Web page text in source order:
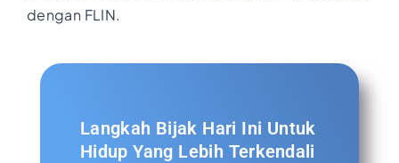
dengan FLIN.
Langkah Bijak Hari Ini Untuk
Hidup Yang Lebih Terkendali